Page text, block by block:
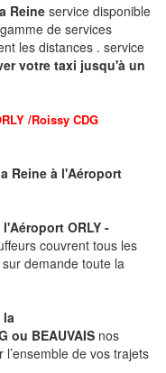
Reine service disponible
de services
les distances . service
votre taxi jusqu'à un
/Roissy CDG
Reine à l'Aéroport
ORLY -
couvrent tous les
demande toute la
la
ou BEAUVAIS nos
de vos trajets